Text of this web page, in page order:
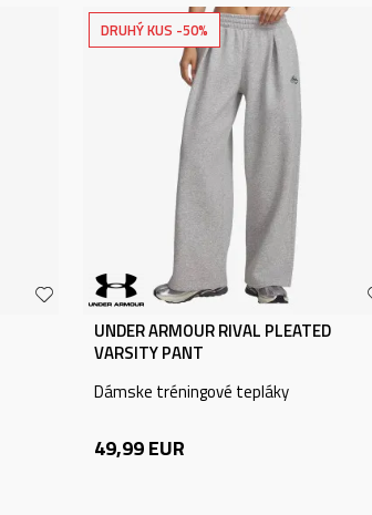
DRUHÝ KUS -50%
UNDER ARMOUR RIVAL PLEATED
VARSITY PANT
Dámske tréningové tepláky
49,99EUR